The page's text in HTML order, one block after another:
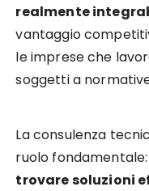
realmente
vantaggio
le imprese che
soggetti a
La consulenza
ruolo
trovare soluzioni